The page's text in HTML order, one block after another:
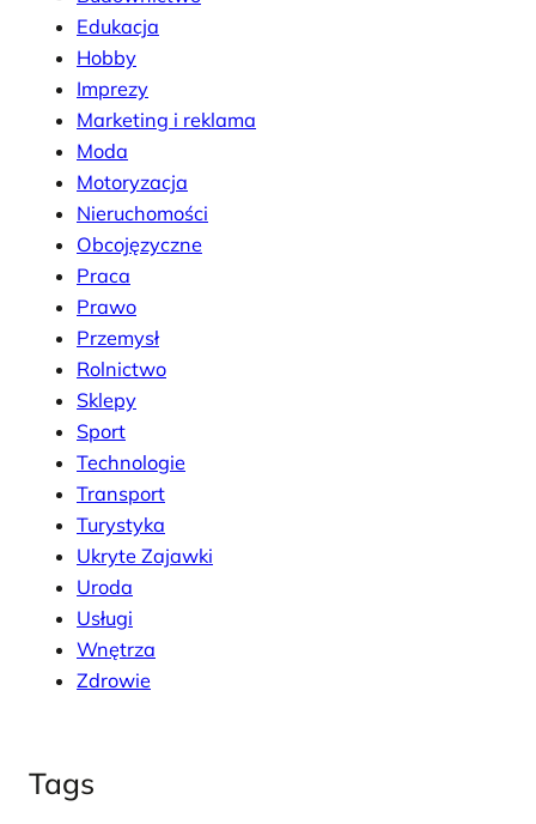
Edukacja
Hobby
Imprezy
Marketing i reklama
Moda
Motoryzacja
Nieruchomości
Obcojęzyczne
Praca
Prawo
Przemysł
Rolnictwo
Sklepy
Sport
Technologie
Transport
Turystyka
Ukryte Zajawki
Uroda
Usługi
Wnętrza
Zdrowie
Tags